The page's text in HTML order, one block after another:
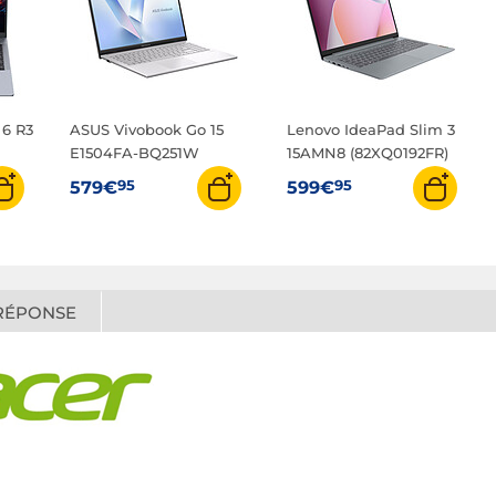
R3
ASUS Vivobook Go 15
E1504FA-BQ251W
579€95
Lenovo IdeaPad Slim 3
15AMN8 (82XQ0192FR)
599€95